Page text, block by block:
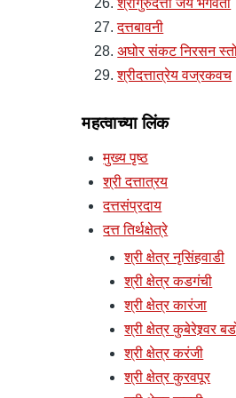
दत्तबावनी
अघोर संकट निरसन
श्रीदत्तात्रेय वज्रकवच
महत्वाच्या लिंक
मुख्य पृष्ठ
श्री दत्तात्रय
दत्तसंप्रदाय
दत्त तिर्थक्षेत्रे
श्री क्षेत्र नृसिंहवाडी
श्री क्षेत्र कडगंची
श्री क्षेत्र कारंजा
श्री क्षेत्र कुबेरेश्र्वर
श्री क्षेत्र करंजी
श्री क्षेत्र कुरवपूर